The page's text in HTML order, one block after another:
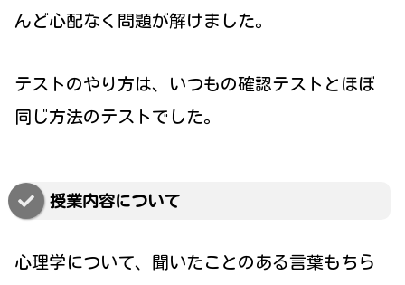
んど心配なく問題が解けました。
テストのやり方は、いつもの確認テストとほぼ
同じ方法のテストでした。
授業内容について
心理学について、聞いたことのある言葉もちら